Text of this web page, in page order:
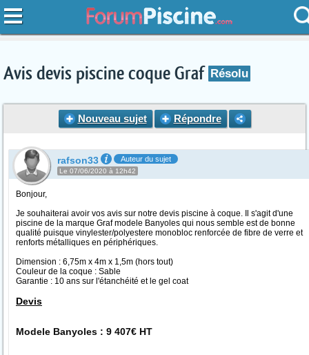
Avis devis piscine coque Graf Résolu
Nouveau sujet Répondre
rafson33 Auteur du sujet
Le 07/06/2020 à 12h42
Bonjour,
Je souhaiterai avoir vos avis sur notre devis piscine à coque. Il s'agit d'une
piscine de la marque Graf modele Banyoles qui nous semble est de bonne
qualité puisque vinylester/polyestere monobloc renforcée de fibre de verre et
renforts métalliques en périphériques.
Dimension : 6,75m x 4m x 1,5m (hors tout)
Couleur de la coque : Sable
Garantie : 10 ans sur l'étanchéité et le gel coat
Devis
Modele Banyoles : 9 407€ HT